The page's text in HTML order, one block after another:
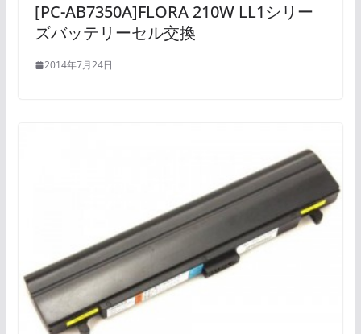
[PC-AB7350A]FLORA 210W LL1シリー
ズバッテリーセル交換
2014年7月24日